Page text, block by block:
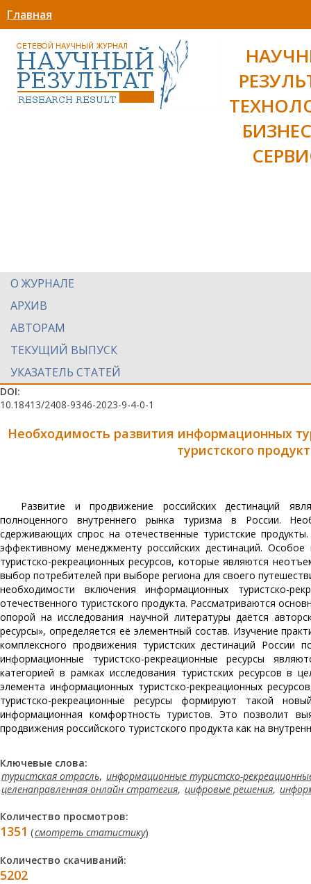
Главная
О ЖУРНАЛЕ
АРХИВ
АВТОРАМ
ТЕКУЩИЙ ВЫПУСК
УКАЗАТЕЛЬ СТАТЕЙ
DOI:
10.18413/2408-9346-2023-9-4-0-1
Необходимость развития информационных
туристского
Развитие и продвижение российских дестинаций
полноценного внутреннего рынка туризма в России.
сдерживающих спрос на отечественные туристские
эффективному менеджменту российских дестинаций.
туристско-рекреационных ресурсов, которые являются
выбор потребителей при выборе региона для своего
необходимости включения информационных туристско-
отечественного туристского продукта. Рассматриваются
опорой на исследования научной литературы даётся
ресурсы», определяется её элементный состав. Изучение
комплексного продвижения туристских дестинаций
информационные туристско-рекреационные ресурсы
категорией в рамках исследования туристских ресурсов в
элемента информационных туристско-рекреационных
туристско-рекреационные ресурсы формируют такой
информационная комфортность туристов. Это позволит
продвижения российского туристского продукта как на
Ключевые слова:
туристская отрасль, информационные туристско-
целенаправленная онлайн стратегия, цифровые решения,
Количество просмотров:
1351 (смотреть статистику)
Количество скачиваний:
5202